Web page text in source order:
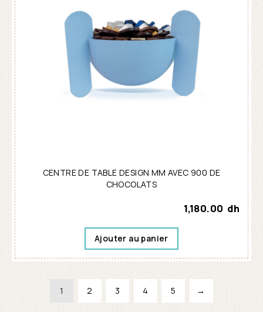
CENTRE DE TABLE DESIGN MM AVEC 900 DE
CHOCOLATS
1,180.00 dh
Ajouter au panier
1 2 3 4 5 →